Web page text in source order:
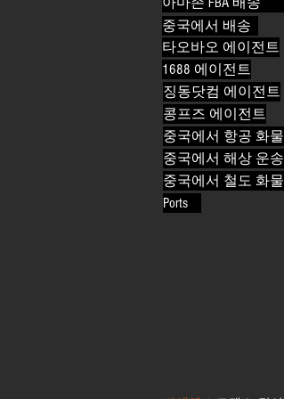
타오바오 에이전트
중국에서 배송
1688 에이전트
징동닷컴 에이전트
콩프즈 에이전트
중국에서 항공 화물
중국에서 해상 운송
중국에서 철도 화물
Ports